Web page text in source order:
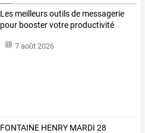
Les meilleurs outils de messagerie
pour booster votre productivité
7 août 2026
FONTAINE HENRY MARDI 28